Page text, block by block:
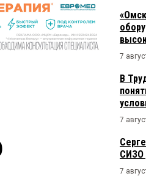
7
В
7
СИЗО
7